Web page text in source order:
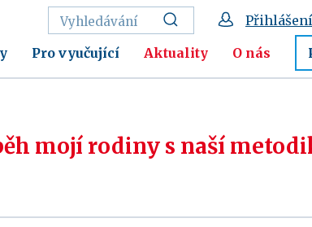
Pro vyučující Aktuality O nás
Přihlášení
mojí rodiny s naší